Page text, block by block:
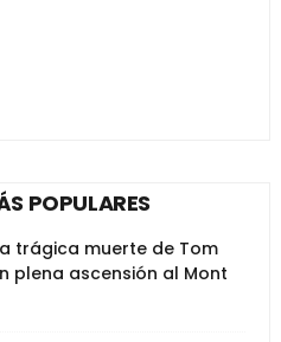
POPULARES
trágica muerte de Tom
plena ascensión al Mont